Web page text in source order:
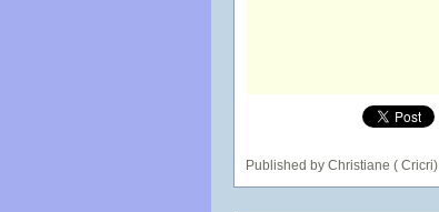
Published by Christiane ( Cricri)